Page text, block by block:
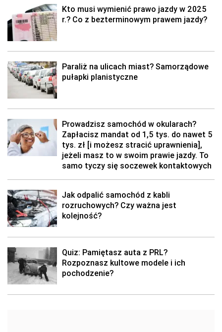
Kto musi wymienić prawo jazdy w 2025
r.? Co z bezterminowym prawem jazdy?
Paraliż na ulicach miast? Samorządowe
pułapki planistyczne
Prowadzisz samochód w okularach?
Zapłacisz mandat od 1,5 tys. do nawet 5
tys. zł [i możesz stracić uprawnienia],
jeżeli masz to w swoim prawie jazdy. To
samo tyczy się soczewek kontaktowych
Jak odpalić samochód z kabli
rozruchowych? Czy ważna jest
kolejność?
Quiz: Pamiętasz auta z PRL?
Rozpoznasz kultowe modele i ich
pochodzenie?